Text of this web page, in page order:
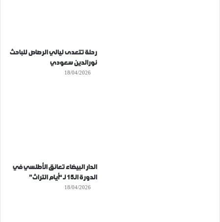
رحلة تتعدى ليالي الرصاص للباحث
نورالدين سعودي
18/04/2026
الدار البيضاء تعانق الأطلسي في
الدورة الـ15 لـ “أيام التراث”
18/04/2026